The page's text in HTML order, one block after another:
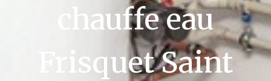
chauffe eau
Frisquet Saint